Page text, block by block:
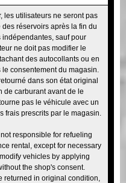
les utilisateurs ne seront pas
réservoirs après la fin du
sauf pour
ne doit pas modifier le
des autocollants ou en
consentement du magasin.
dans son état original
de carburant avant de le
pas le véhicule avec un
frais prescrits par le magasin.
responsible for refueling
rental, except for necessary
vehicles by applying
the shop's consent.
returned in original condition,